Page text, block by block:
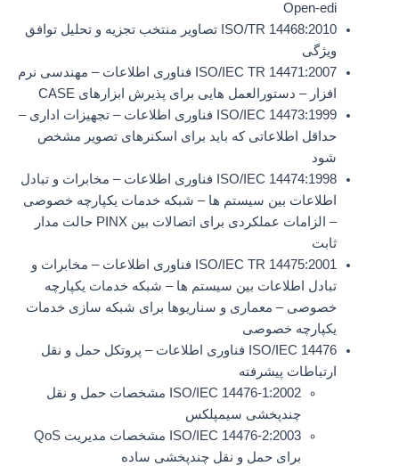
Open-edi
ISO/TR 14468:2010 تصاویر منتخب تجزیه و تحلیل توافق
ویژگی
ISO/IEC TR 14471:2007 فناوری اطلاعات – مهندسی نرم
افزار – دستورالعمل هایی برای پذیرش ابزارهای CASE
ISO/IEC 14473:1999 فناوری اطلاعات – تجهیزات اداری –
حداقل اطلاعاتی که باید برای اسکنرهای تصویر مشخص
شود
ISO/IEC 14474:1998 فناوری اطلاعات – مخابرات و تبادل
اطلاعات بین سیستم ها – شبکه خدمات یکپارچه خصوصی
– الزامات عملکردی برای اتصالات بین PINX حالت مدار
ثابت
ISO/IEC TR 14475:2001 فناوری اطلاعات – مخابرات و
تبادل اطلاعات بین سیستم ها – شبکه خدمات یکپارچه
خصوصی – معماری و سناریوها برای شبکه سازی خدمات
یکپارچه خصوصی
ISO/IEC 14476 فناوری اطلاعات – پروتکل حمل و نقل
ارتباطات پیشرفته
ISO/IEC 14476-1:2002 مشخصات حمل و نقل
چندپخشی سیمپلکس
ISO/IEC 14476-2:2003 مشخصات مدیریت QoS
برای حمل و نقل چندپخشی ساده